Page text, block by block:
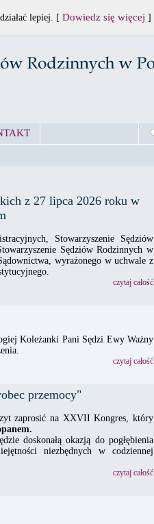
z 27 lipca 2026 roku w
Stowarzyszenie Sędziów
Sędziów Rodzinnych w
wyrażonego w uchwale z
czytaj całość
Koleżanki Pani Sędzi Ewy Ważny
czytaj całość
przemocy"
zaprosić na XXVII Kongres, który
doskonałą okazją do pogłębienia
niezbędnych w codziennej
czytaj całość
lepiej. [ Dowiedz się więcej ]